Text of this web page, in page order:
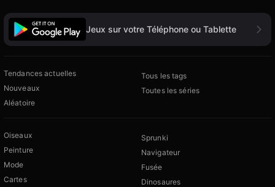
Jeux sur votre Téléphone ou Tablette
Tendances actuelles
Nouveaux
Aléatoire
Tous les tags
Toutes les séries
Oiseaux
Peinture
Mode
Cartes
Sprunki
Navigateur
Fusée
Dinosaures